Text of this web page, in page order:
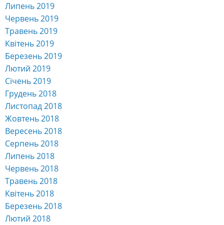
Липень 2019
Червень 2019
Травень 2019
Квітень 2019
Березень 2019
Лютий 2019
Січень 2019
Грудень 2018
Листопад 2018
Жовтень 2018
Вересень 2018
Серпень 2018
Липень 2018
Червень 2018
Травень 2018
Квітень 2018
Березень 2018
Лютий 2018